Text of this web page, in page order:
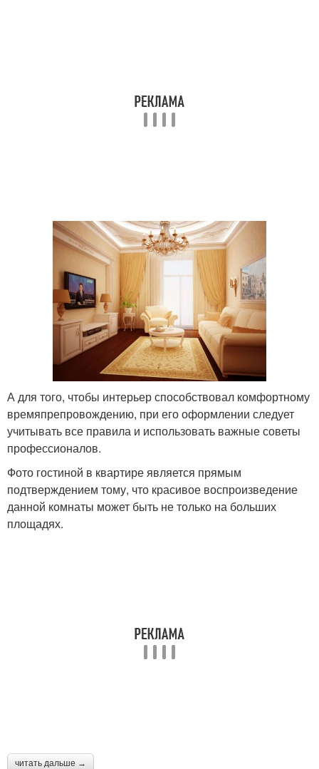
А для того, чтобы интерьер способствовал комфортному
времяпрепровождению, при его оформлении следует
учитывать все правила и использовать важные советы
профессионалов.
Фото гостиной в квартире является прямым
подтверждением тому, что красивое воспроизведение
данной комнаты может быть не только на больших
площадях.
читать дальше →